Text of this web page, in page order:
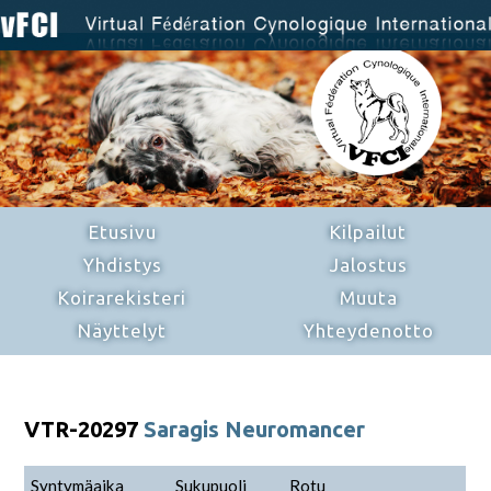
Etusivu
Yhdistys
Koirarekisteri
Näyttelyt
Kilpailut
Jalostus
Muuta
Yhteydenotto
VTR-20297 Saragis Neuromancer
Syntymäaika Sukupuoli Rotu